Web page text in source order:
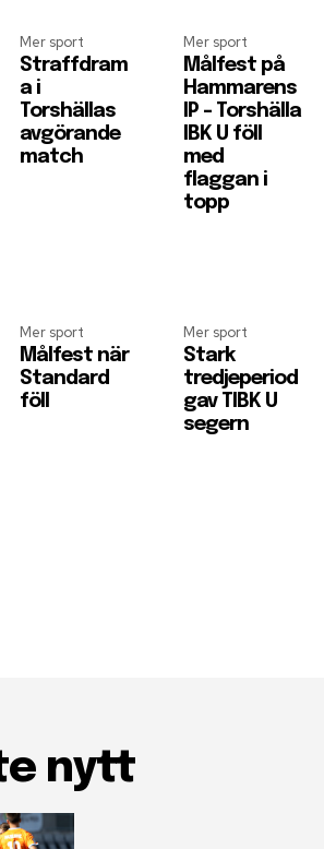
Mer sport
Straffdram
a i
Torshällas
avgörande
match
Mer sport
Målfest på
Hammarens
IP – Torshälla
IBK U föll
med
flaggan i
topp
Mer sport
Målfest när
Standard
föll
Mer sport
Stark
tredjeperiod
gav TIBK U
segern
nytt